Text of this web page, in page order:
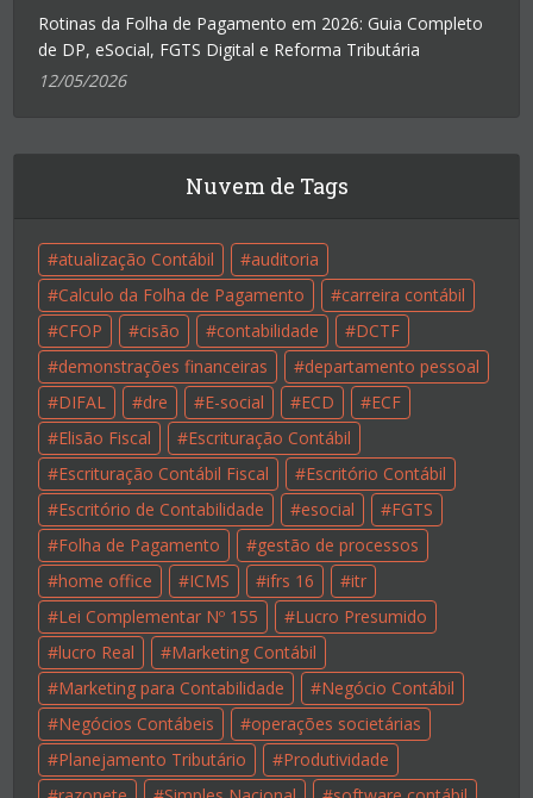
Rotinas da Folha de Pagamento em 2026: Guia Completo
de DP, eSocial, FGTS Digital e Reforma Tributária
12/05/2026
Nuvem de Tags
atualização Contábil
auditoria
Calculo da Folha de Pagamento
carreira contábil
CFOP
cisão contabilidade
DCTF
demonstrações financeiras
departamento pessoal
DIFAL
dre E-social ECD
ECF
Elisão Fiscal
Escrituração Contábil
Escrituração Contábil Fiscal
Escritório Contábil
Escritório de Contabilidade
esocial
FGTS
Folha de Pagamento
gestão de processos
home office
ICMS ifrs 16
itr
Lei Complementar Nº 155
Lucro Presumido
lucro Real
Marketing Contábil
Marketing para Contabilidade
Negócio Contábil
Negócios Contábeis
operações societárias
Planejamento Tributário
Produtividade